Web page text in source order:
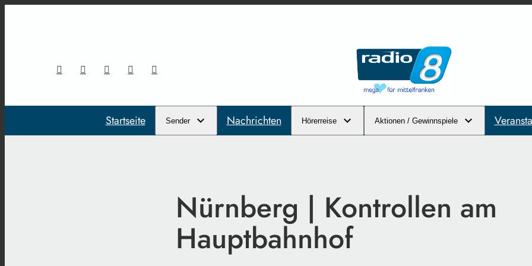
Startseite Sender Nachrichten Hörerreise Aktionen / Gewinnspiele
Nürnberg | Kontrollen am
Hauptbahnhof